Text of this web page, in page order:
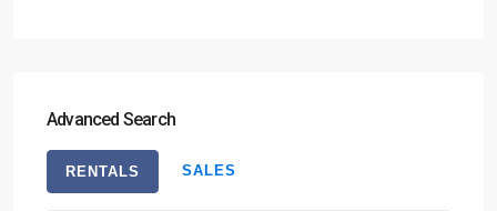
Advanced Search
RENTALS SALES